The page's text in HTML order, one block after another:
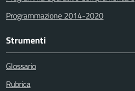
Programmazione 2014-2020
Strumenti
Glossario
Rubrica